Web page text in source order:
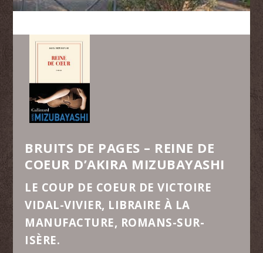
BRUITS DE PAGES – REINE DE
COEUR D’AKIRA MIZUBAYASHI
LE COUP DE COEUR DE VICTOIRE
VIDAL-VIVIER, LIBRAIRE À LA
MANUFACTURE, ROMANS-SUR-
ISÈRE.